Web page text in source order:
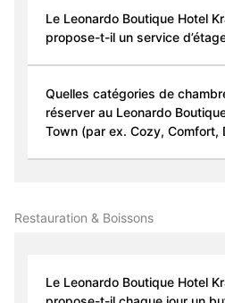
Le Leonardo Boutique Hotel
propose-t-il un service
Quelles catégories de
réserver au Leonardo
Town (par ex. Cozy, Comfort,
Restauration & Boissons
Le Leonardo Boutique Hotel